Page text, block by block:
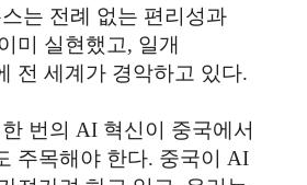
는 전례 없는 편리성과
미 실현했고, 일개
전 세계가 경악하고 있다.
번의 AI 혁신이 중국에서
주목해야 한다. 중국이 AI